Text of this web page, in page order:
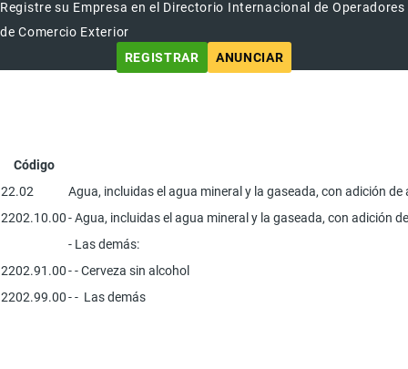
Registre su Empresa en el Directorio Internacional de Operadores
de Comercio Exterior
REGISTRAR
ANUNCIAR
Código
22.02
Agua, incluidas el agua mineral y la gaseada, con adición
2202.10.00- Agua, incluidas el agua mineral y la gaseada, con adición
- Las demás:
2202.91.00- - Cerveza sin alcohol
2202.99.00- - Las demás